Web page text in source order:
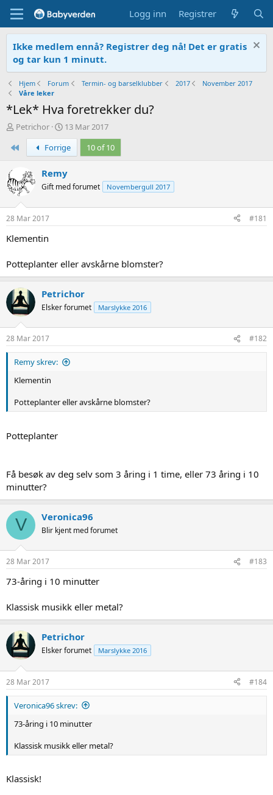
Logg inn Registrer
Ikke medlem ennå? Registrer deg nå! Det er gratis
og tar kun 1 minutt.
Hjem Forum Termin- og barselklubber 2017
November 2017
Våre leker
*Lek* Hva foretrekker du?
T
å
t
a
r
t
e
r
Petrichor
O
p
p
r
e
t
t
13 Mar 2017
Forrige 10 of 10
Remy
Gift med forumet Novembergull 2017
28 Mar 2017 #181
Klementin
Potteplanter eller avskårne blomster?
Petrichor
Elsker forumet Marslykke 2016
28 Mar 2017 #182
Remy skrev:
Klementin
Potteplanter eller avskårne blomster?
Potteplanter
Få besøk av deg selv som 3 åring i 1 time, eller 73 åring i 10
minutter?
V Veronica96
Blir kjent med forumet
28 Mar 2017 #183
73-åring i 10 minutter
Klassisk musikk eller metal?
Petrichor
Elsker forumet Marslykke 2016
28 Mar 2017 #184
Veronica96 skrev:
73-åring i 10 minutter
Klassisk musikk eller metal?
Klassisk!